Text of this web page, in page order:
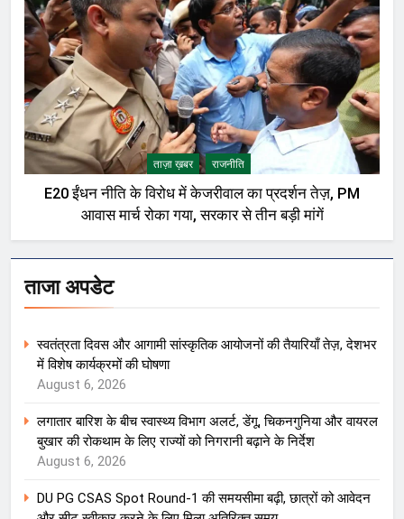
ताज़ा ख़बर राजनीति
E20 ईंधन नीति के विरोध में केजरीवाल का प्रदर्शन तेज़, PM
आवास मार्च रोका गया, सरकार से तीन बड़ी मांगें
ताजा अपडेट
स्वतंत्रता दिवस और आगामी सांस्कृतिक आयोजनों की तैयारियाँ तेज़, देशभर
में विशेष कार्यक्रमों की घोषणा
August 6, 2026
लगातार बारिश के बीच स्वास्थ्य विभाग अलर्ट, डेंगू, चिकनगुनिया और वायरल
बुखार की रोकथाम के लिए राज्यों को निगरानी बढ़ाने के निर्देश
August 6, 2026
DU PG CSAS Spot Round-1 की समयसीमा बढ़ी, छात्रों को आवेदन